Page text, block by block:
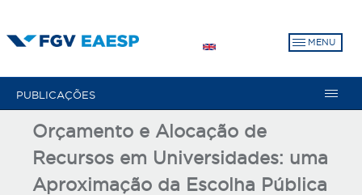
para
MENU
PUBLICAÇÕES
Orçamento e Alocação de
Recursos em Universidades: uma
Aproximação da Escolha Pública